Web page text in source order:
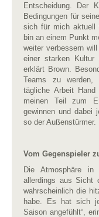
Entscheidung. Der
Bedingungen für
sich für mich aktuell
bin an einem Punkt
weiter verbessern
einer starken Kultur
erklärt Brown.
Teams zu werden,
tägliche Arbeit
meinen Teil zum
gewinnen und dabei
so der Außenstürmer.
Vom Gegenspieler
Die Atmosphäre
allerdings aus Sicht
wahrscheinlich die
habe. Es hat sich
Saison angefühlt“,